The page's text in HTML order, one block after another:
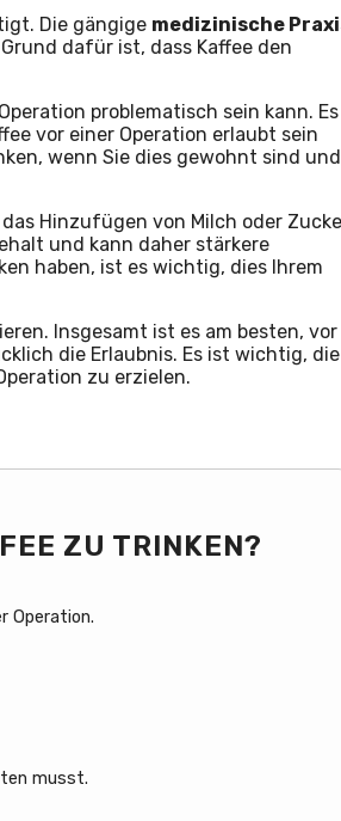
Die gängige medizinische
dafür ist, dass Kaffee den
problematisch sein kann. Es
vor einer Operation erlaubt sein
wenn Sie dies gewohnt sind und
Hinzufügen von Milch oder
und kann daher stärkere
haben, ist es wichtig, dies Ihrem
Insgesamt ist es am besten, vor
die Erlaubnis. Es ist wichtig, die
zu erzielen.
ZU TRINKEN?
Operation.
musst.